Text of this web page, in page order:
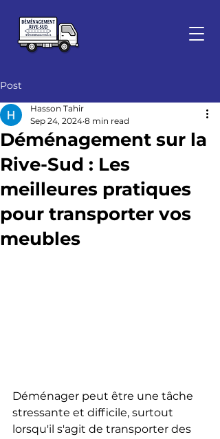
Post
Déménagement sur la
Rive-Sud : Les
meilleures pratiques
pour transporter vos
meubles
Hasson Tahir
Sep 24, 2024 8 min read
Déménager peut être une tâche
stressante et difficile, surtout
lorsqu'il s'agit de transporter des